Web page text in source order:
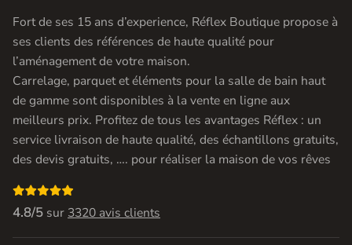
Fort de ses 15 ans d’experience, Réflex Boutique propose à
ses clients des références de haute qualité pour
l’aménagement de votre maison.
Carrelage, parquet et éléments pour la salle de bain haut
de gamme sont disponibles à la vente en ligne aux
meilleurs prix. Profitez de tous les avantages Réflex : un
service livraison de haute qualité, des échantillons gratuits,
des devis gratuits, …. pour réaliser la maison de vos rêves

4.8/5 sur 3320 avis clients